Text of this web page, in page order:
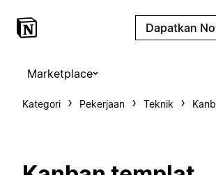
Dapatkan
Marketplace
Kategori Pekerjaan Teknik